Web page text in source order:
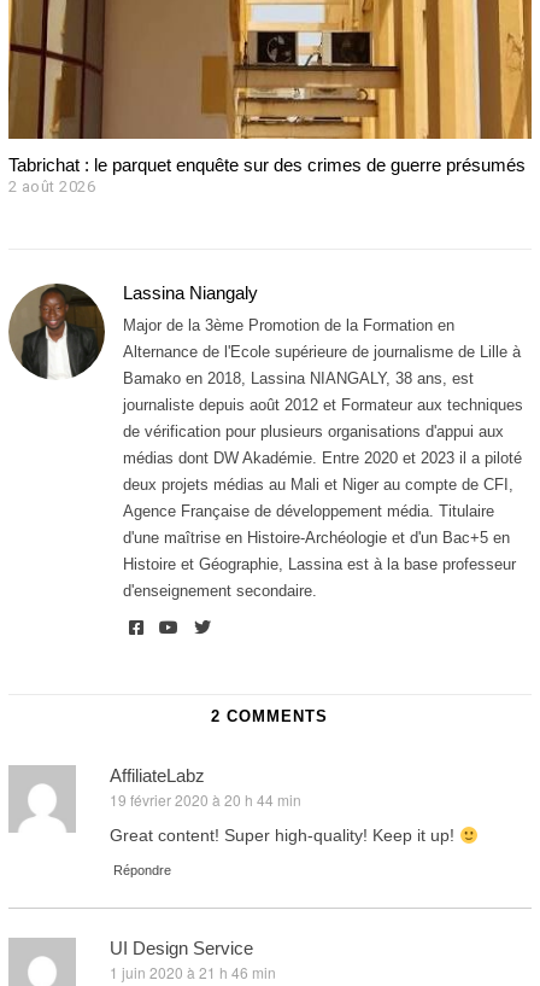
Tabrichat : le parquet enquête sur des crimes de guerre présumés
2 août 2026
0
2
6
Lassina Niangaly
Major de la 3ème Promotion de la Formation en
Alternance de l'Ecole supérieure de journalisme de Lille à
Bamako en 2018, Lassina NIANGALY, 38 ans, est
journaliste depuis août 2012 et Formateur aux techniques
de vérification pour plusieurs organisations d'appui aux
médias dont DW Akadémie. Entre 2020 et 2023 il a piloté
deux projets médias au Mali et Niger au compte de CFI,
Agence Française de développement média. Titulaire
d'une maîtrise en Histoire-Archéologie et d'un Bac+5 en
Histoire et Géographie, Lassina est à la base professeur
d'enseignement secondaire.
2 COMMENTS
AffiliateLabz
dit :
19 février 2020 à 20 h 44 min
Great content! Super high-quality! Keep it up!
Répondre
UI Design Service
dit :
1 juin 2020 à 21 h 46 min